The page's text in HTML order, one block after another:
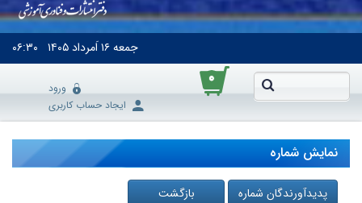
جمعه۱۶ اَمرداد ۱۴۰۵ ۰۶:۳۰
۰
ورود
ایجاد حساب کاربری
نمایش شماره
پدیدآورندگان شماره بازگشت